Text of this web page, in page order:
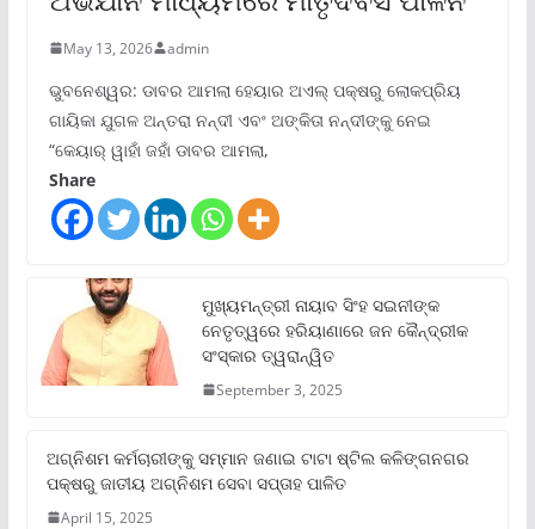
May 13, 2026 admin
ଭୁବନେଶ୍ୱର: ଡାବର ଆମଲା ହେୟାର ଅଏଲ୍ ପକ୍ଷରୁ ଲୋକପ୍ରିୟ
ଗାୟିକା ଯୁଗଳ ଅନ୍ତରା ନନ୍ଦୀ ଏବଂ ଅଙ୍କିତା ନନ୍ଦୀଙ୍କୁ ନେଇ
“କେୟାର୍ ୱାହାଁ ଜହାଁ ଡାବର ଆମଲା,
Share
ମୁଖ୍ୟମନ୍ତ୍ରୀ ନାୟାବ ସିଂହ ସଇନୀଙ୍କ
ନେତୃତ୍ୱରେ ହରିୟାଣାରେ ଜନ କୈନ୍ଦ୍ରୀକ
ସଂସ୍କାର ତ୍ୱରାନ୍ୱିତ
September 3, 2025
ଅଗ୍ନିଶମ କର୍ମଚାରୀଙ୍କୁ ସମ୍ମାନ ଜଣାଇ ଟାଟା ଷ୍ଟିଲ କଳିଙ୍ଗନଗର
ପକ୍ଷରୁ ଜାତୀୟ ଅଗ୍ନିଶମ ସେବା ସପ୍ତାହ ପାଳିତ
April 15, 2025